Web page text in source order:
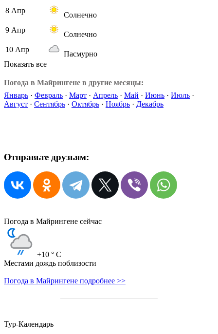
8 Апр
Солнечно
9 Апр
Солнечно
10 Апр
Пасмурно
Показать все
Погода в Майрингене в другие месяцы:
Январь · Февраль · Март · Апрель · Май · Июнь · Июль ·
Август · Сентябрь · Октябрь · Ноябрь · Декабрь
Отправьте друзьям:
Погода в Майрингене сейчас
+10 ° C
Местами дождь поблизости
Погода в Майрингене подробнее >>
Тур-Календарь